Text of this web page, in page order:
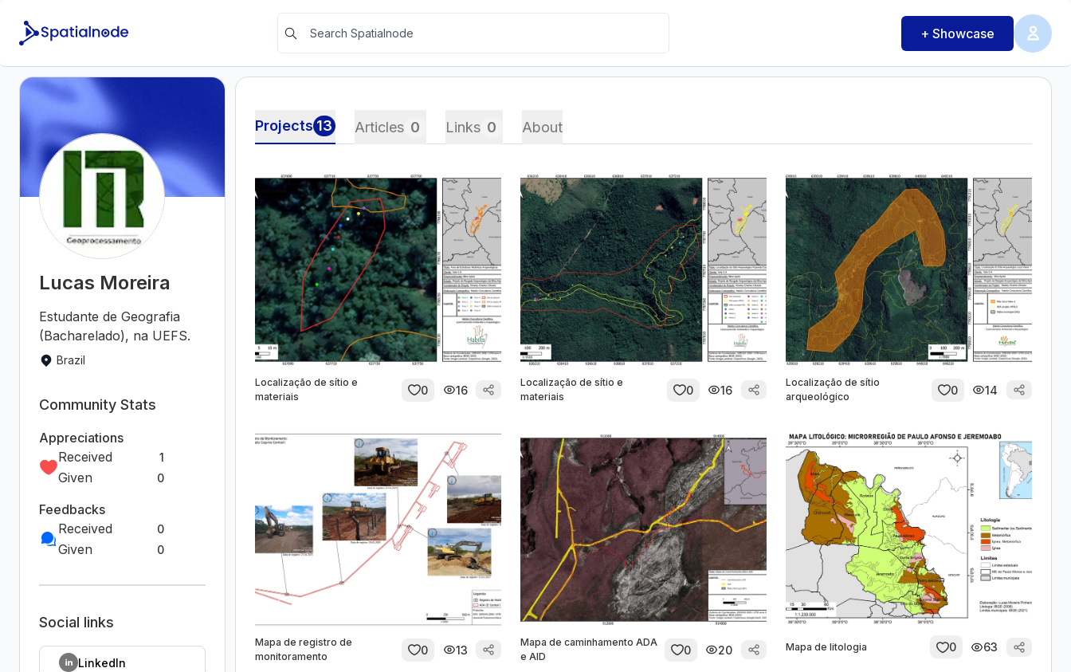
+ Showcase
Lucas Moreira
Estudante de Geografia
(Bacharelado), na UEFS.
Brazil
Community Stats
Appreciations
Received
1
Given 0
Feedbacks
Received
0
Given 0
Social links
LinkedIn
Projects 13 Articles 0 Links 0 About
Localização de sítio e
materiais
0 16
Localização de sítio e
materiais
0 16
Localização de sítio
arqueológico
0 14
Mapa de registro de
monitoramento
0 13
Mapa de caminhamento ADA
e AID
0 20 Mapa de litologia 0 63